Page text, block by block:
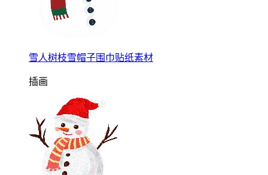
雪人树枝雪帽子围巾贴纸素材
插画